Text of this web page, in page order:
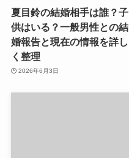
夏目鈴の結婚相手は誰？子
供はいる？一般男性との結
婚報告と現在の情報を詳し
く整理
2026年6月3日